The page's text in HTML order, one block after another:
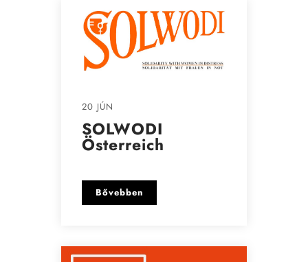
20 JÚN
SOLWODI
Österreich
Bővebben